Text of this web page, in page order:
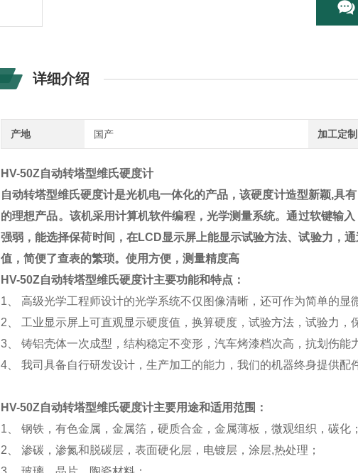
详细介绍
产地 国产 加工定制
HV-50Z自动转塔型维氏硬度计
自动转塔型维氏硬度计是光机电一体化的产品，该硬度计造型新颖,具
的理想产品。该机采用计算机软件编程，光学测量系统。通过软键输
强弱，能选择保荷时间，在LCD显示屏上能显示试验方法、试验力，
值，简便了查表的繁琐。使用方便，测量精度高
HV-50Z自动转塔型维氏硬度计主要功能和特点：
1、 高级光学工程师设计的光学系统不仅图像清晰，还可作为简单的
2、 工业显示屏上可直观显示硬度值，换算硬度，试验方法，试验力
3、 铸铝壳体一次成型，结构稳定不变形，汽车烤漆档次高，抗划伤能
4、 我司具备自行研发设计，生产加工的能力，我们的机器终身提供配
HV-50Z自动转塔型维氏硬度计主要用途和适用范围：
1、 钢铁，有色金属，金属箔，硬质合金，金属薄板，微观组织，碳化
2、 渗碳，渗氮和脱碳层，表面硬化层，电镀层，涂层,热处理；